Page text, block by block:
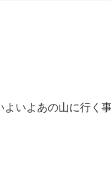
いよあの山に行く事